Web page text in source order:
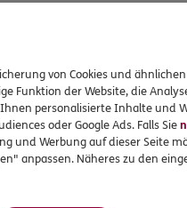
Auslandsreise-
von Cookies und
Funktion der Website, die
personalisierte Inhalte und
oder Google Ads. Falls Sie
und Werbung auf dieser Seite
anpassen. Näheres zu den